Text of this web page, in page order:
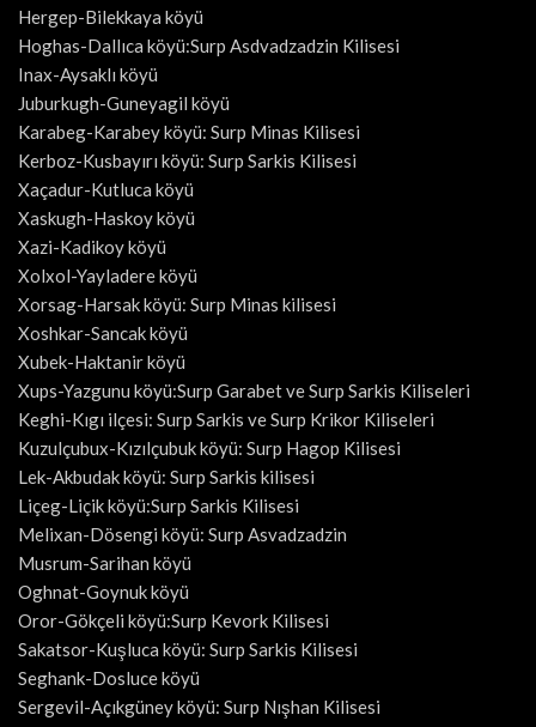
Hergep-Bilekkaya köyü
Hoghas-Dallıca köyü:Surp Asdvadzadzin Kilisesi
Inax-Aysaklı köyü
Juburkugh-Guneyagil köyü
Karabeg-Karabey köyü: Surp Minas Kilisesi
Kerboz-Kusbayırı köyü: Surp Sarkis Kilisesi
Xaçadur-Kutluca köyü
Xaskugh-Haskoy köyü
Xazi-Kadikoy köyü
Xolxol-Yayladere köyü
Xorsag-Harsak köyü: Surp Minas kilisesi
Xoshkar-Sancak köyü
Xubek-Haktanir köyü
Xups-Yazgunu köyü:Surp Garabet ve Surp Sarkis Kiliseleri
Keghi-Kıgı ilçesi: Surp Sarkis ve Surp Krikor Kiliseleri
Kuzulçubux-Kızılçubuk köyü: Surp Hagop Kilisesi
Lek-Akbudak köyü: Surp Sarkis kilisesi
Liçeg-Liçik köyü:Surp Sarkis Kilisesi
Melixan-Dösengi köyü: Surp Asvadzadzin
Musrum-Sarihan köyü
Oghnat-Goynuk köyü
Oror-Gökçeli köyü:Surp Kevork Kilisesi
Sakatsor-Kuşluca köyü: Surp Sarkis Kilisesi
Seghank-Dosluce köyü
Sergevil-Açıkgüney köyü: Surp Nışhan Kilisesi